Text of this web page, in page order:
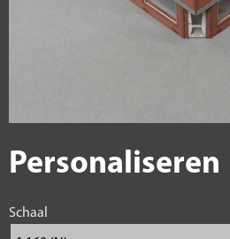
Personaliseren
Schaal